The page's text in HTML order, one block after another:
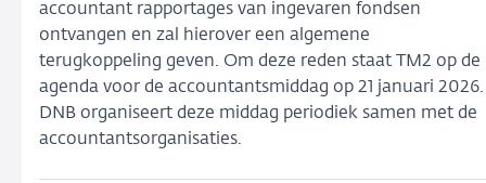
accountant rapportages van ingevaren fondsen
ontvangen en zal hierover een algemene
terugkoppeling geven. Om deze reden staat TM2 op de
agenda voor de accountantsmiddag op 21 januari 2026.
DNB organiseert deze middag periodiek samen met de
accountantsorganisaties.